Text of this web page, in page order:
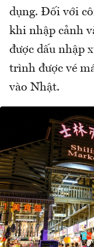
dụng. Đối với
khi nhập cảnh
được dấu nhập
trình được vé
vào Nhật.